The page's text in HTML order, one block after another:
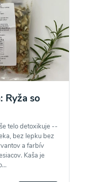
Ryža so
telo detoxikuje --
bez lepku bez
a farbív
Kaša je